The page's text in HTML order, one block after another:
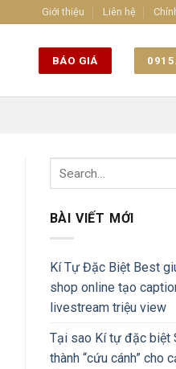
Giới thiệu Liên hệ
BÁO GIÁ
BÀI VIẾT MỚI
Kí Tự Đặc Biệt Best
shop online tạo
livestream triệu view
Tại sao Kí tự đặc biệt
thành “cứu cánh” cho